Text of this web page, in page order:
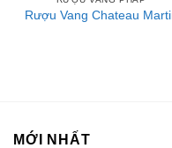
Rượu Vang Chateau
MỚI NHẤT